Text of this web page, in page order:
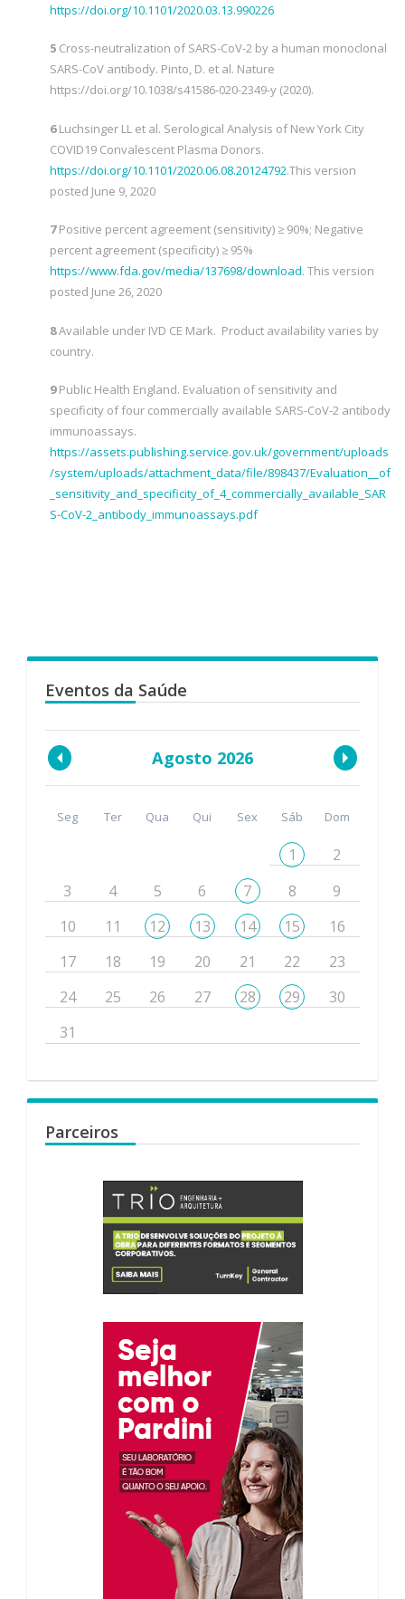
https://doi.org/10.1101/2020.03.13.990226
5 Cross-neutralization of SARS-CoV-2 by a human monoclonal
SARS-CoV antibody. Pinto, D. et al. Nature
https://doi.org/10.1038/s41586-020-2349-y (2020).
6Luchsinger LL et al. Serological Analysis of New York City
COVID19 Convalescent Plasma Donors.
https://doi.org/10.1101/2020.06.08.20124792.This version
posted June 9, 2020
7Positive percent agreement (sensitivity) ≥ 90%; Negative
percent agreement (specificity) ≥ 95%
https://www.fda.gov/media/137698/download. This version
posted June 26, 2020
8Available under IVD CE Mark. Product availability varies by
country.
9Public Health England. Evaluation of sensitivity and
specificity of four commercially available SARS-CoV-2 antibody
immunoassays.
https://assets.publishing.service.gov.uk/government/uploads
/system/uploads/attachment_data/file/898437/Evaluation__of
_sensitivity_and_specificity_of_4_commercially_available_SAR
S-CoV-2_antibody_immunoassays.pdf
Eventos da Saúde
Agosto 2026
Seg Ter Qua Qui Sex Sáb Dom
1
2
3
4 5 6 7 8
9
10
11 12 13 14 15
16
17
18 19 20 21 22
23
24
25 26 27 28 29
30
31
Parceiros